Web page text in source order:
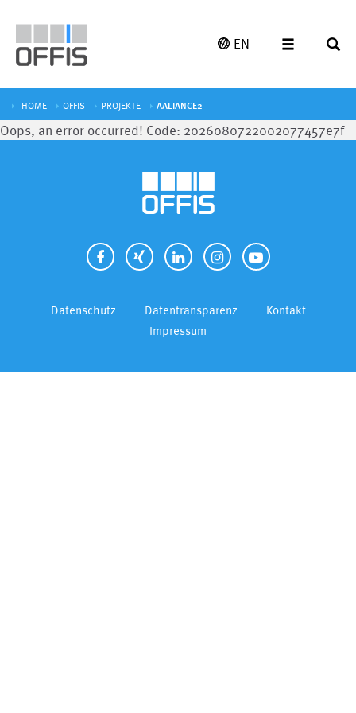
EN
HOME OFFIS PROJEKTE AALIANCE2
Oops, an error occurred! Code: 2026080722002077457e7f
Datenschutz Datentransparenz
Kontakt
Impressum